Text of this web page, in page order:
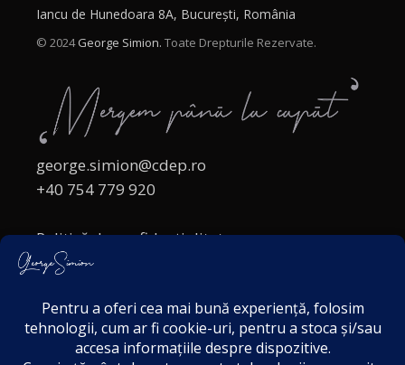
Iancu de Hunedoara 8A, București, România
© 2024George Simion. Toate Drepturile Rezervate.
george.simion@cdep.ro
+40 754 779 920
Politică de confidențialitate
Politica cookies
Acordul de markting
Disclaimer